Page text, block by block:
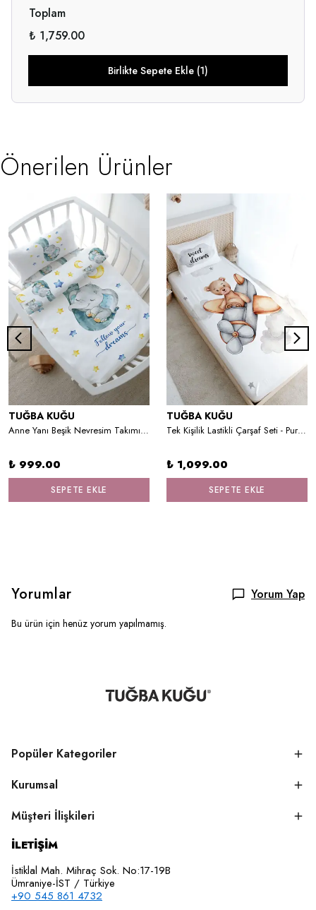
Toplam
₺ 1,759.00
Birlikte Sepete Ekle (1)
Önerilen Ürünler
TUĞBA KUĞU
Anne Yanı Beşik Nevresim Takımı (60x100) - For Baby Serisi - Hortumda Uyuyan Mavi Fil
₺ 999.00
SEPETE EKLE
TUĞBA KUĞU
Tek Kişilik Lastikli Çarşaf Seti - Pure Baby Serisi - Uçan Ayı
₺ 1,099.00
SEPETE EKLE
Yorumlar Yorum Yap
Bu ürün için henüz yorum yapılmamış.
Popüler Kategoriler
Kurumsal
Müşteri İlişkileri
İLETİŞİM
İstiklal Mah. Mihraç Sok. No:17-19B
Ümraniye-İST / Türkiye
+90 545 861 4732